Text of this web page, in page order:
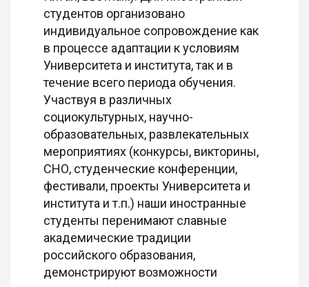
студентов организовано
индивидуальное сопровождение как
в процессе адаптации к условиям
Университета и института, так и в
течение всего периода обучения.
Участвуя в различных
социокультурных, научно-
образовательных, развлекательных
мероприятиях (конкурсы, викторины,
СНО, студенческие конференции,
фестивали, проекты Университета и
института и т.п.) наши иностранные
студенты перенимают славные
академические традиции
российского образования,
демонстрируют возможности